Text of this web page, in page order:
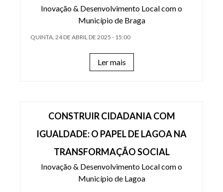
Inovação & Desenvolvimento Local com o
Município de Braga
QUINTA, 24 DE ABRIL DE 2025 - 15:00
Ler mais
CONSTRUIR CIDADANIA COM
IGUALDADE: O PAPEL DE LAGOA NA
TRANSFORMAÇÃO SOCIAL
Inovação & Desenvolvimento Local com o
Município de Lagoa